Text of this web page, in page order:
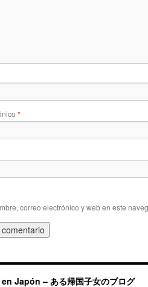
*
correo electrónico y web en este
Japón – ある帰国子女のブログ